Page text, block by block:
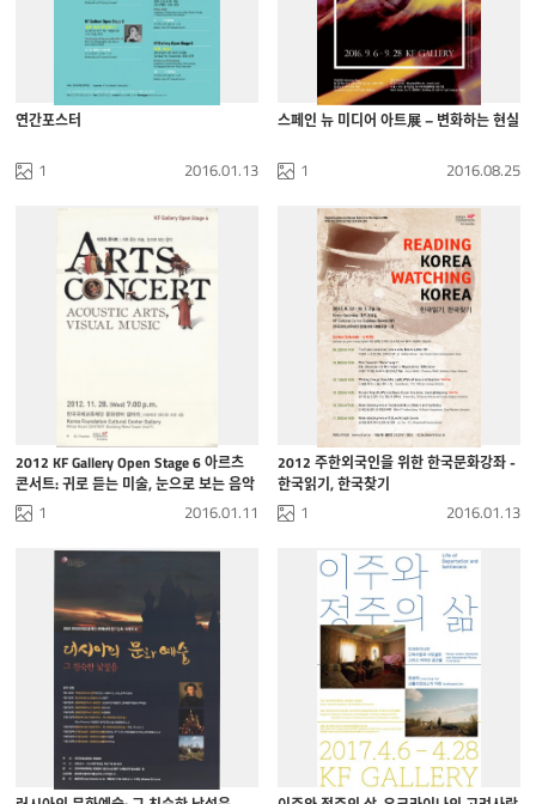
연간포스터
1 2016.01.13
스페인 뉴 미디어 아트展 – 변화하는 현실
1 2016.08.25
2012 KF Gallery Open Stage 6 아르츠
콘서트: 귀로 듣는 미술, 눈으로 보는 음악
1 2016.01.11
2012 주한외국인을 위한 한국문화강좌 -
한국읽기, 한국찾기
1 2016.01.13